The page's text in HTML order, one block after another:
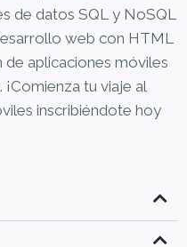
de datos SQL y NoSQL
web con HTML
de aplicaciones móviles
tu viaje al
inscribiéndote hoy